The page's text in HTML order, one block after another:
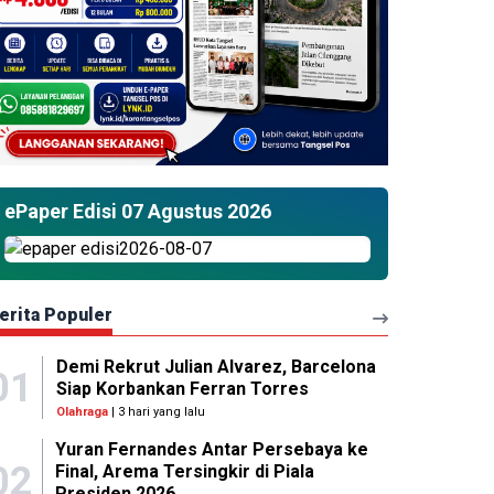
ePaper Edisi 07 Agustus 2026
Populer
Demi Rekrut Julian Alvarez, Barcelona
Siap Korbankan Ferran Torres
Olahraga| 3 hari yang lalu
Yuran Fernandes Antar Persebaya ke
Final, Arema Tersingkir di Piala